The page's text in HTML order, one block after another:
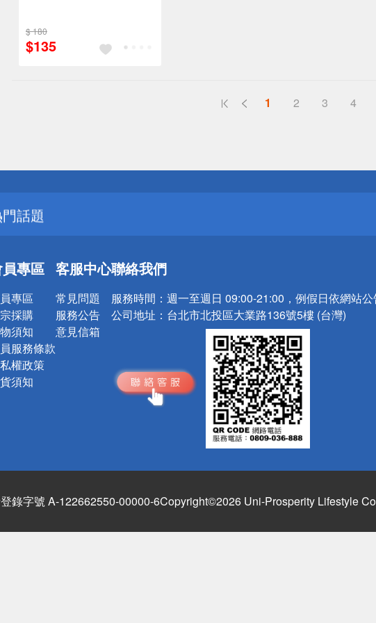
$ 180
$135
1 2 3 4
網頁！請小心！
公告
話題
優惠
網頁！請小心！
專區
專區
採購
須知
服務條款
權政策
須知
客服中心
常見問題
服務公告
意見信箱
聯絡我們
服務時間： 週一至週日 09:00-21:00，例假日依網站
公司地址： 台北市北投區大業路136號5樓 (台灣)
錄字號 A-122662550-00000-6Copyright©2026 Uni-Prosperity Lifestyle